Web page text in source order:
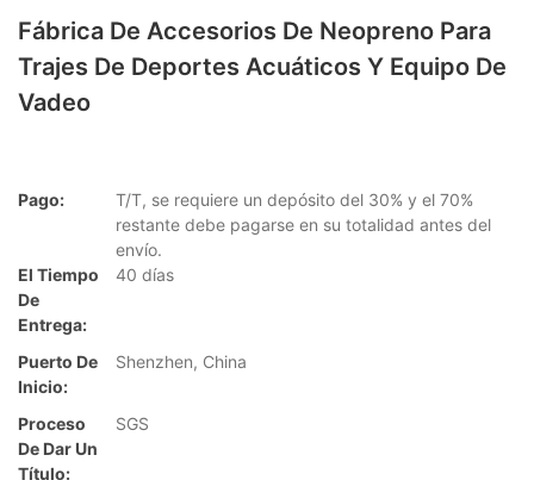
Fábrica De Accesorios De Neopreno Para
Trajes De Deportes Acuáticos Y Equipo De
Vadeo
Pago:
T/T, se requiere un depósito del 30% y el 70%
restante debe pagarse en su totalidad antes del
envío.
El Tiempo
De
Entrega:
40 días
Puerto De
Inicio:
Shenzhen, China
Proceso
De Dar Un
Título:
SGS